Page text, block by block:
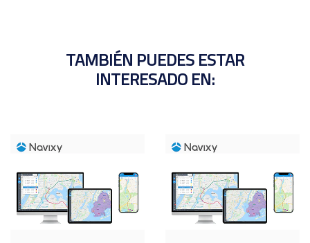
TAMBIÉN PUEDES ESTAR
INTERESADO EN: